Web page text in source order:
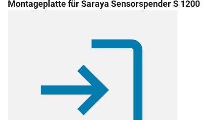
Montageplatte für Saraya Sensorspender S 1200